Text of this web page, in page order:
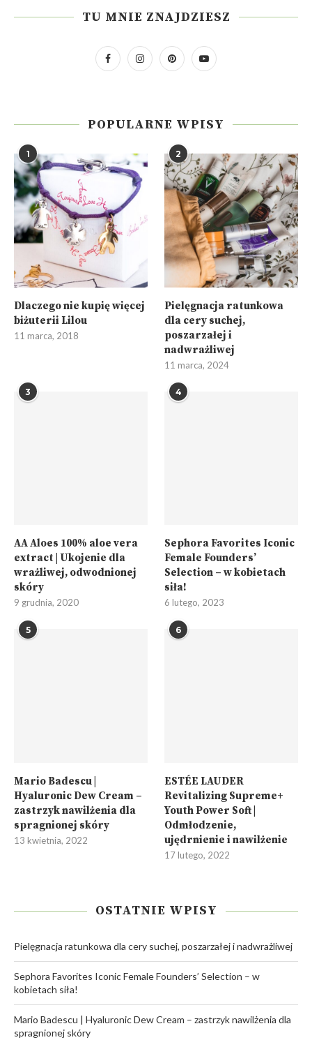
TU MNIE ZNAJDZIESZ
POPULARNE WPISY
1
Dlaczego nie kupię więcej
biżuterii Lilou
11 marca, 2018
2
Pielęgnacja ratunkowa
dla cery suchej,
poszarzałej i
nadwrażliwej
11 marca, 2024
3
AA Aloes 100% aloe vera
extract | Ukojenie dla
wrażliwej, odwodnionej
skóry
9 grudnia, 2020
4
Sephora Favorites Iconic
Female Founders’
Selection – w kobietach
siła!
6 lutego, 2023
5
Mario Badescu |
Hyaluronic Dew Cream –
zastrzyk nawilżenia dla
spragnionej skóry
13 kwietnia, 2022
6
ESTÉE LAUDER
Revitalizing Supreme+
Youth Power Soft |
Odmłodzenie,
ujędrnienie i nawilżenie
17 lutego, 2022
OSTATNIE WPISY
Pielęgnacja ratunkowa dla cery suchej, poszarzałej i nadwrażliwej
Sephora Favorites Iconic Female Founders’ Selection – w
kobietach siła!
Mario Badescu | Hyaluronic Dew Cream – zastrzyk nawilżenia dla
spragnionej skóry